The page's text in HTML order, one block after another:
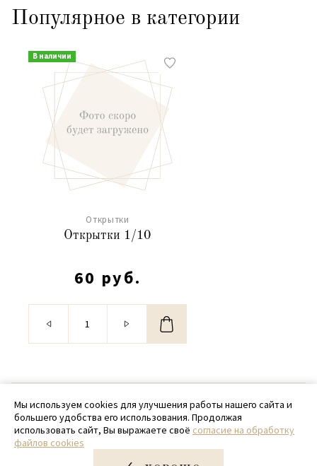
Популярное в категории
В наличии
Открытки
Открытки 1/10
60 руб.
© 2020 - 2026 SamPack
+ 7 (918) 699-97-87
zakaz@sampack.store
Мы используем cookies для улучшения работы нашего сайта и
большего удобства его использования. Продолжая
использовать сайт, Вы выражаете своё согласие на обработку
файлов cookies